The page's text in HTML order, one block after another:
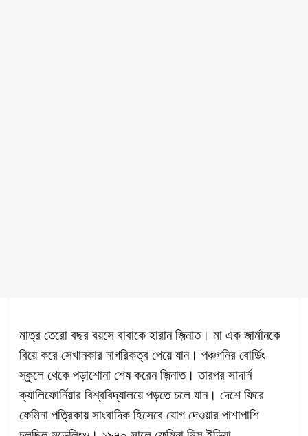
মাত্র তেরো বছর বয়সে বাবাকে হারান জ়িনাত। মা এক জার্মানকে
বিয়ে করে সেখানকার নাগরিকত্ব পেয়ে যান। পঞ্চগনির বোর্ডিং
স্কুলে থেকে পড়াশোনা শেষ করেন জ়িনাত। তারপর সাদার্ন
ক্যালিফোর্নিয়ার বিশ্ববিদ্যালয়ে পড়তে চলে যান। দেশে ফিরে
ফেমিনা পত্রিকায় সাংবাদিক হিসেবে যোগ দেওয়ার পাশাপাশি